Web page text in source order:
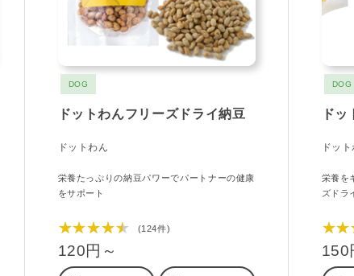
DOG
ドットわんフリーズドライ納豆
ドットわん
栄養たっぷりの納豆パワーでパートナーの健康
をサポート
★★★★★ (124件)
120円～
DOG
ド
ドッ
栄養を
ズドラ
150